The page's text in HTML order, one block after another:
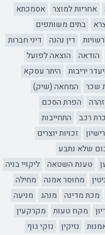
אחריות למוצר
אסמכתא
בתים משותפים
דין נהנה
דיני חברות
הודאה
הוצאה לפועל
יריבות
היתר עסקא
שכר
המחאה (שיק)
הפרת הסכם
רכב
התחייבות
זכויות יוצרים
שלא נתבע
טענת השטאה
ליקויי בניה
מחוסר אמנה
מחילה
מכת מדינה מנהג
מניעה
מקח טעות
מקרקעין
נזיקין
נזקי גוף